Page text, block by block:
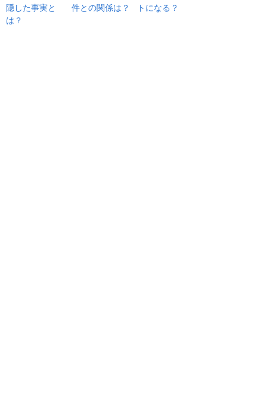
隠した事実と
は？
件との関係は？
トになる？